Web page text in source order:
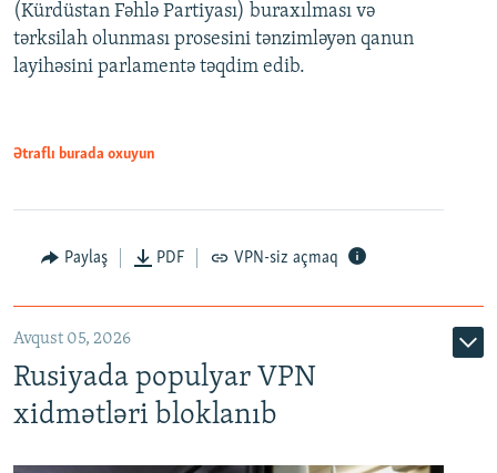
Auto 240p 360p 480p
720p 1080p
480p
(Kürdüstan Fəhlə Partiyası) buraxılması və
tərksilah olunması prosesini tənzimləyən qanun
layihəsini parlamentə təqdim edib.
Ətraflı burada oxuyun
Paylaş PDF VPN-siz açmaq
Avqust 05, 2026
Rusiyada populyar VPN
xidmətləri bloklanıb